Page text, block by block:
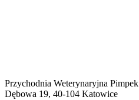
Przychodnia Weterynaryjna Pimpek
Dębowa 19, 40-104 Katowice